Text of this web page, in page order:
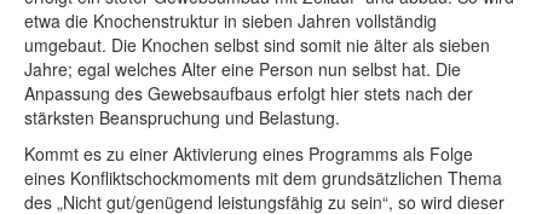
etwa die Knochenstruktur in sieben Jahren vollständig
umgebaut. Die Knochen selbst sind somit nie älter als sieben
Jahre; egal welches Alter eine Person nun selbst hat. Die
Anpassung des Gewebsaufbaus erfolgt hier stets nach der
stärksten Beanspruchung und Belastung.
Kommt es zu einer Aktivierung eines Programms als Folge
eines Konfliktschockmoments mit dem grundsätzlichen Thema
des „Nicht gut/genügend leistungsfähig zu sein“, so wird dieser